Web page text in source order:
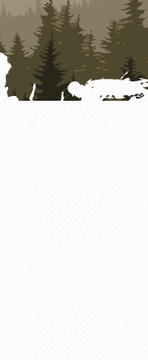
ПЕРЕЙТИ
ОСНОВНОМУ
СОДЕРЖАНИЮ